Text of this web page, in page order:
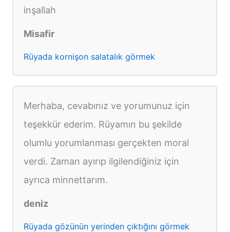
inşallah
Misafir
Rüyada kornişon salatalık görmek
Merhaba, cevabınız ve yorumunuz için
teşekkür ederim. Rüyamın bu şekilde
olumlu yorumlanması gerçekten moral
verdi. Zaman ayırıp ilgilendiğiniz için
ayrıca minnettarım.
deniz
Rüyada gözünün yerinden çıktığını görmek